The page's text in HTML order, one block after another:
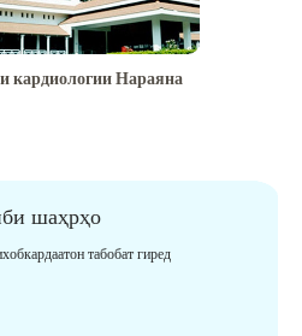
кардиологии Нараяна
шаҳрҳо
табобат гиред